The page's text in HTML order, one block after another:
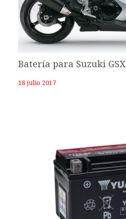
Batería para Suzuki
18 julio 2017